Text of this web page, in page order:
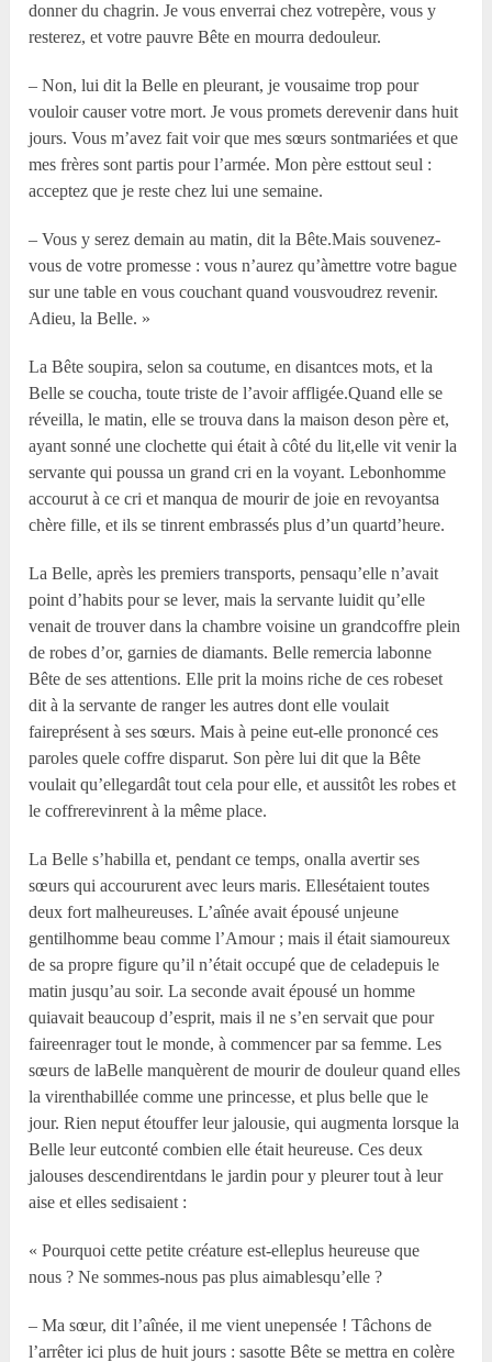
donner du chagrin. Je vous enverrai chez votrepère, vous y
resterez, et votre pauvre Bête en mourra dedouleur.
– Non, lui dit la Belle en pleurant, je vousaime trop pour
vouloir causer votre mort. Je vous promets derevenir dans huit
jours. Vous m’avez fait voir que mes sœurs sontmariées et que
mes frères sont partis pour l’armée. Mon père esttout seul :
acceptez que je reste chez lui une semaine.
– Vous y serez demain au matin, dit la Bête.Mais souvenez-
vous de votre promesse : vous n’aurez qu’àmettre votre bague
sur une table en vous couchant quand vousvoudrez revenir.
Adieu, la Belle. »
La Bête soupira, selon sa coutume, en disantces mots, et la
Belle se coucha, toute triste de l’avoir affligée.Quand elle se
réveilla, le matin, elle se trouva dans la maison deson père et,
ayant sonné une clochette qui était à côté du lit,elle vit venir la
servante qui poussa un grand cri en la voyant. Lebonhomme
accourut à ce cri et manqua de mourir de joie en revoyantsa
chère fille, et ils se tinrent embrassés plus d’un quartd’heure.
La Belle, après les premiers transports, pensaqu’elle n’avait
point d’habits pour se lever, mais la servante luidit qu’elle
venait de trouver dans la chambre voisine un grandcoffre plein
de robes d’or, garnies de diamants. Belle remercia labonne
Bête de ses attentions. Elle prit la moins riche de ces robeset
dit à la servante de ranger les autres dont elle voulait
faireprésent à ses sœurs. Mais à peine eut-elle prononcé ces
paroles quele coffre disparut. Son père lui dit que la Bête
voulait qu’ellegardât tout cela pour elle, et aussitôt les robes et
le coffrerevinrent à la même place.
La Belle s’habilla et, pendant ce temps, onalla avertir ses
sœurs qui accoururent avec leurs maris. Ellesétaient toutes
deux fort malheureuses. L’aînée avait épousé unjeune
gentilhomme beau comme l’Amour ; mais il était siamoureux
de sa propre figure qu’il n’était occupé que de celadepuis le
matin jusqu’au soir. La seconde avait épousé un homme
quiavait beaucoup d’esprit, mais il ne s’en servait que pour
faireenrager tout le monde, à commencer par sa femme. Les
sœurs de laBelle manquèrent de mourir de douleur quand elles
la virenthabillée comme une princesse, et plus belle que le
jour. Rien neput étouffer leur jalousie, qui augmenta lorsque la
Belle leur eutconté combien elle était heureuse. Ces deux
jalouses descendirentdans le jardin pour y pleurer tout à leur
aise et elles sedisaient :
« Pourquoi cette petite créature est-elleplus heureuse que
nous ? Ne sommes-nous pas plus aimablesqu’elle ?
– Ma sœur, dit l’aînée, il me vient unepensée ! Tâchons de
l’arrêter ici plus de huit jours : sasotte Bête se mettra en colère